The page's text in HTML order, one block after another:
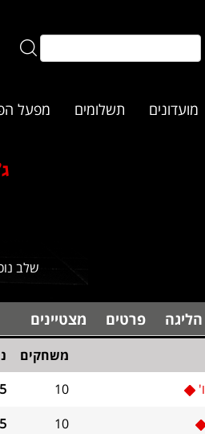
מועדונים תשלומים מפעל
שלב
פרטים מצטיינים
משחקים
10
10